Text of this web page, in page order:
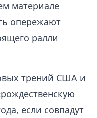
материале
опережают
ралли
трений США и
если совпадут